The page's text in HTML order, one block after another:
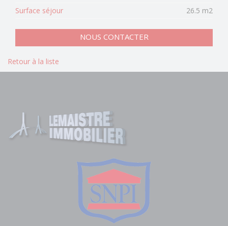
Surface séjour
26.5 m2
NOUS CONTACTER
Retour à la liste